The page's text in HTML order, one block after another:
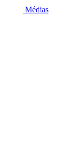
Médias